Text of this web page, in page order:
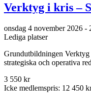
Verktyg i kris –
onsdag 4 november 2026 -
Lediga platser
Grundutbildningen Verktyg
strategiska och operativa
3 550 kr
Icke medlemspris: 12 450